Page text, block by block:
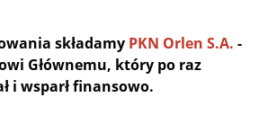
składamy PKN Orlen S.A. -
Głównemu, który po raz
i wsparł finansowo.